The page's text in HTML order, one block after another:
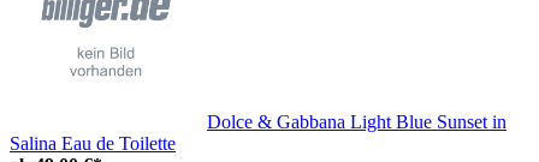
Dolce & Gabbana Light Blue Sunset in
Salina Eau de Toilette